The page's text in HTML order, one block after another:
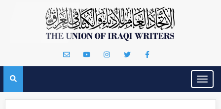
Toggle
navigation